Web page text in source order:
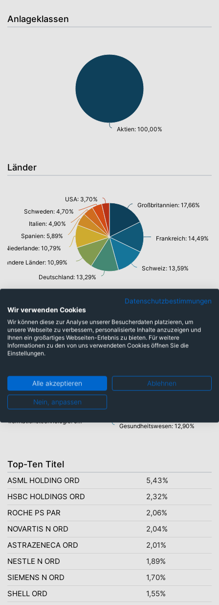
Anlageklassen
Aktien: 100,00%
Länder
Großbritannien: 17,66%
Frankreich: 14,49%
Schweiz: 13,59%
Deutschland: 13,29%
andere Länder: 10,99%
Niederlande: 10,79%
Spanien: 5,89%
Italien: 4,90%
Schweden: 4,70%
USA: 3,70%
Branchen
Gesundheitswesen: 12,90%
Informationstechnologie: 9,70%
Basiskonsumgüter: 8,90%
Konsumgüter: 6,30%
Versorger: 5,90%
diverse Branchen: 4,20%
Top-Ten Titel
ASML HOLDING ORD
5,43%
HSBC HOLDINGS ORD
2,32%
ROCHE PS PAR
2,06%
NOVARTIS N ORD
2,04%
ASTRAZENECA ORD
2,01%
NESTLE N ORD
1,89%
SIEMENS N ORD
1,70%
SHELL ORD
1,55%
Datenschutzbestimmungen
Wir verwenden Cookies
Wir können diese zur Analyse unserer Besucherdaten platzieren, um
unsere Webseite zu verbessern, personalisierte Inhalte anzuzeigen und
Ihnen ein großartiges Webseiten-Erlebnis zu bieten. Für weitere
Informationen zu den von uns verwendeten Cookies öffnen Sie die
Einstellungen.
Alle akzeptieren Ablehnen
Nein, anpassen